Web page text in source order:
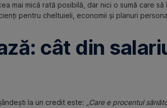
mai mică rată posibilă, dar nici o sumă care
pentru cheltuieli, economii și planuri
cât din
la un credit este: „Care e procentul